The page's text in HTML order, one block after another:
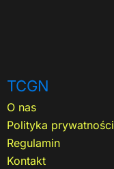
TCGN
O nas
Polityka prywatności
Regulamin
Kontakt